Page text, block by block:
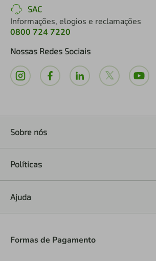
SAC
Informações, elogios e reclamações
0800 724 7220
Nossas Redes Sociais
Sobre nós
Políticas
Ajuda
Formas de Pagamento